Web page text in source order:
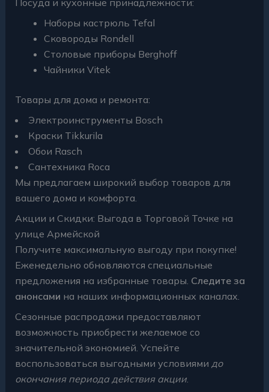
Наборы кастрюль Tefal
Сковороды Rondell
Столовые приборы Berghoff
Чайники Vitek
Товары для дома и ремонта:
Электроинструменты Bosch
Краски Tikkurila
Обои Rasch
Сантехника Roca
Мы предлагаем широкий выбор товаров для
вашего дома и комфорта.
Акции и Скидки: Выгода в Торговой Точке на
улице Армейской
Получите максимальную выгоду при покупке!
Еженедельно обновляются специальные
предложения на избранные товары. Следите за
анонсами на наших информационных каналах.
Сезонные распродажи предоставляют
возможность приобрести желаемое со
значительной экономией. Успейте
воспользоваться выгодными условиями до
окончания периода действия акции.